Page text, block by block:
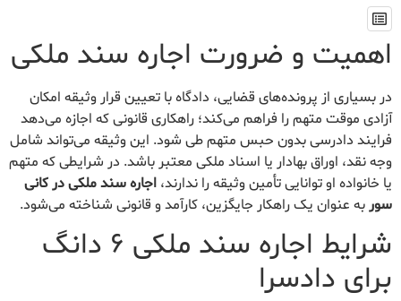
اهمیت و ضرورت اجاره سند ملکی
در بسیاری از پرونده‌های قضایی، دادگاه با تعیین قرار وثیقه امکان
آزادی موقت متهم را فراهم می‌کند؛ راهکاری قانونی که اجازه می‌دهد
فرایند دادرسی بدون حبس متهم طی شود. این وثیقه می‌تواند شامل
وجه نقد، اوراق بهادار یا اسناد ملکی معتبر باشد. در شرایطی که متهم
یا خانواده او توانایی تأمین وثیقه را ندارند، اجاره سند ملکی در کانی
سوربه عنوان یک راهکار جایگزین، کارآمد و قانونی شناخته می‌شود.
شرایط اجاره سند ملکی ۶ دانگ
برای دادسرا